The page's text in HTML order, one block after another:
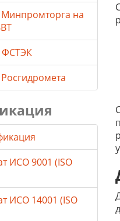
на
ФСТЭК
ИСО 9001 (ISO
ИСО 14001 (ISO